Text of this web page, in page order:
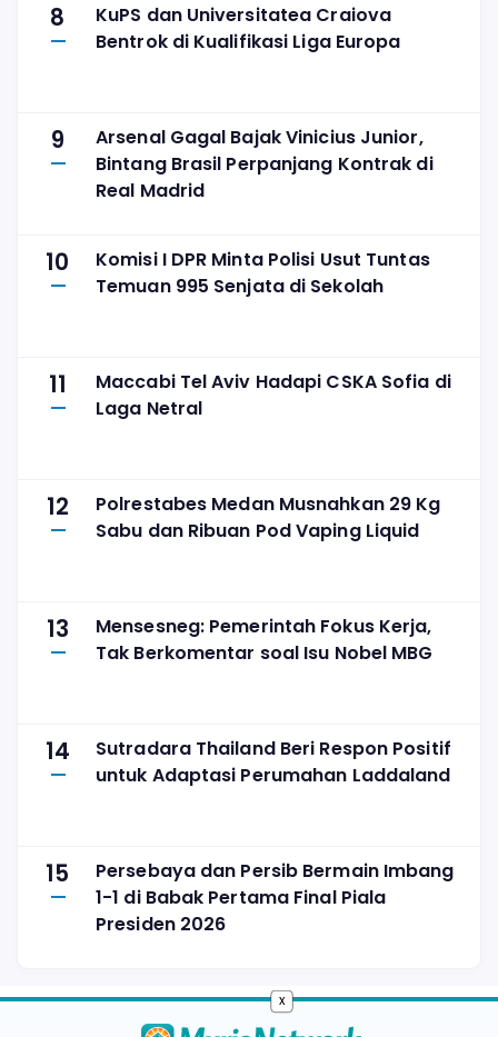
8
KuPS dan Universitatea Craiova
Bentrok di Kualifikasi Liga Europa
9
Arsenal Gagal Bajak Vinicius Junior,
Bintang Brasil Perpanjang Kontrak di
Real Madrid
10
Komisi I DPR Minta Polisi Usut Tuntas
Temuan 995 Senjata di Sekolah
11
Maccabi Tel Aviv Hadapi CSKA Sofia di
Laga Netral
12
Polrestabes Medan Musnahkan 29 Kg
Sabu dan Ribuan Pod Vaping Liquid
13
Mensesneg: Pemerintah Fokus Kerja,
Tak Berkomentar soal Isu Nobel MBG
14
Sutradara Thailand Beri Respon Positif
untuk Adaptasi Perumahan Laddaland
15
Persebaya dan Persib Bermain Imbang
1-1 di Babak Pertama Final Piala
Presiden 2026
x